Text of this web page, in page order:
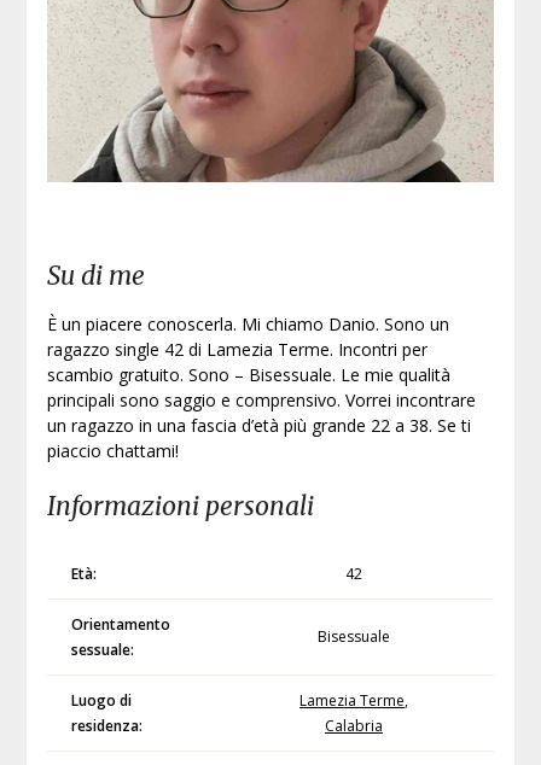
Su di me
È un piacere conoscerla. Mi chiamo Danio. Sono un
ragazzo single 42 di Lamezia Terme. Incontri per
scambio gratuito. Sono – Bisessuale. Le mie qualità
principali sono saggio e comprensivo. Vorrei incontrare
un ragazzo in una fascia d’età più grande 22 a 38. Se ti
piaccio chattami!
Informazioni personali
Età: 42
Orientamento
sessuale:
Bisessuale
Luogo di
residenza:
Lamezia Terme,
Calabria